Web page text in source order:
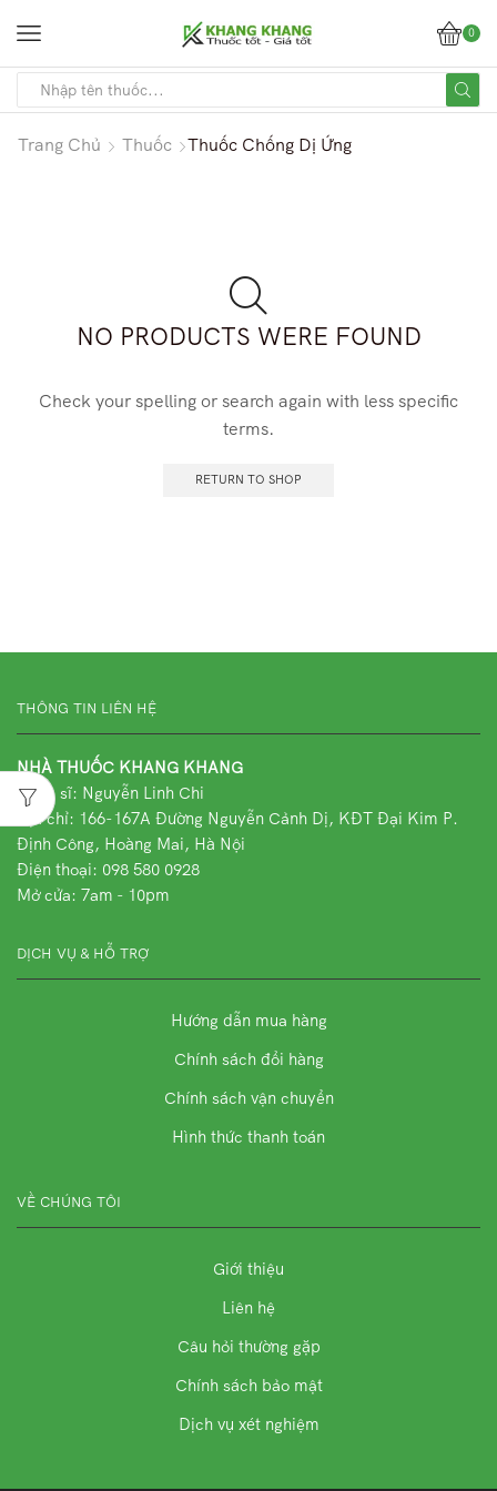
0
Trang Chủ Thuốc Thuốc Chống Dị Ứng
NO PRODUCTS WERE FOUND
Check your spelling or search again with less specific
terms.
RETURN TO SHOP
THÔNG TIN LIÊN HỆ
NHÀ THUỐC KHANG KHANG
Dược sĩ: Nguyễn Linh Chi
Địa chỉ: 166-167A Đường Nguyễn Cảnh Dị, KĐT Đại Kim P.
Định Công, Hoàng Mai, Hà Nội
Điện thoại: 098 580 0928
Mở cửa: 7am - 10pm
DỊCH VỤ & HỖ TRỢ
Hướng dẫn mua hàng
Chính sách đổi hàng
Chính sách vận chuyển
Hình thức thanh toán
VỀ CHÚNG TÔI
Giới thiệu
Liên hệ
Câu hỏi thường gặp
Chính sách bảo mật
Dịch vụ xét nghiệm